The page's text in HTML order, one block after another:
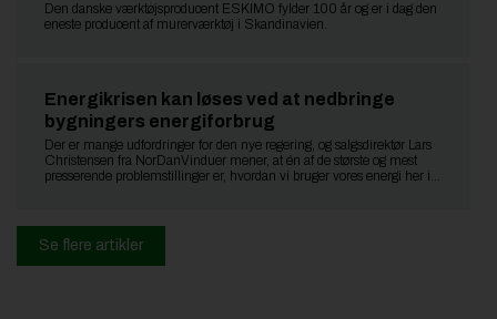
Den danske værktøjsproducent ESKIMO fylder 100 år og er i dag den
eneste producent af murerværktøj i Skandinavien.
Energikrisen kan løses ved at nedbringe
bygningers energiforbrug
Der er mange udfordringer for den nye regering, og salgsdirektør Lars
Christensen fra NorDanVinduer mener, at én af de største og mest
presserende problemstillinger er, hvordan vi bruger vores energi her i
Se flere artikler